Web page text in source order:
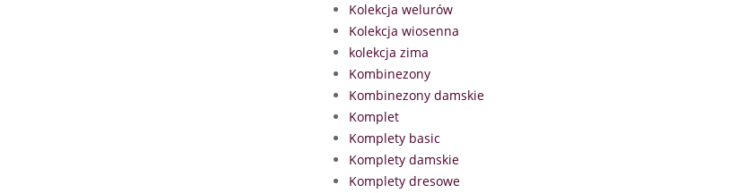
Kolekcja welurów
Kolekcja wiosenna
kolekcja zima
Kombinezony
Kombinezony damskie
Komplet
Komplety basic
Komplety damskie
Komplety dresowe